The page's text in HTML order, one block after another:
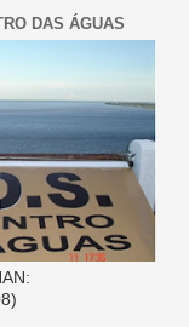
DAS ÁGUAS